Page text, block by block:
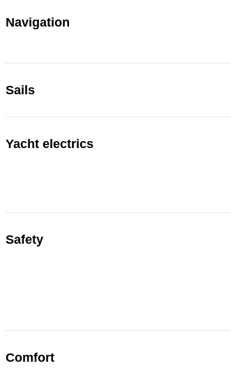
Navigation
Sails
Yacht electrics
Safety
Comfort